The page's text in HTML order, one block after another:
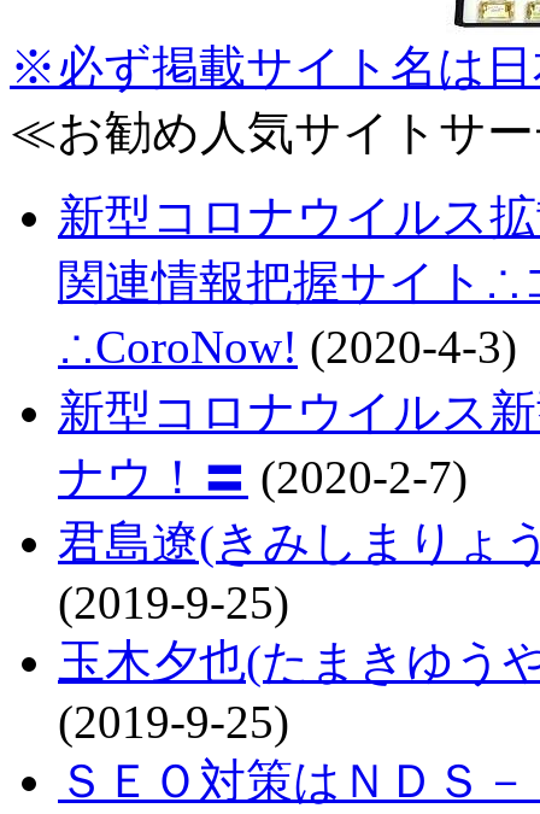
※必ず掲載サイト名は
≪お勧め人気サイトサ
新型コロナウイルス
関連情報把握サイト
∴CoroNow! (2020-4-3)
新型コロナウイルス
ナウ！〓 (2020-2-7)
君島遼(きみしまりょ
(2019-9-25)
玉木夕也(たまきゆう
(2019-9-25)
ＳＥＯ対策はＮＤＳ